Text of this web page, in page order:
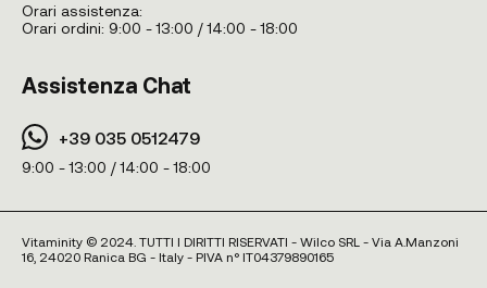
Orari assistenza:
Orari ordini: 9:00 - 13:00 / 14:00 - 18:00
Assistenza Chat
+39 035 0512479
9:00 - 13:00 / 14:00 - 18:00
Vitaminity © 2024. TUTTI I DIRITTI RISERVATI - Wilco SRL - Via A.Manzoni
16, 24020 Ranica BG - Italy - PIVA n° IT04379890165